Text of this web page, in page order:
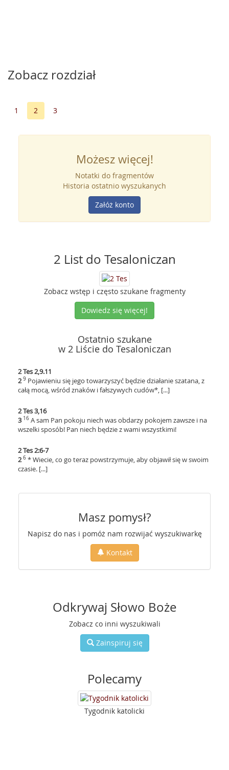
Zobacz rozdział
1 2 3
Możesz więcej!
Notatki do fragmentów
Historia ostatnio wyszukanych
Załóż konto
2 List do Tesaloniczan
Zobacz wstęp i często szukane fragmenty
Dowiedz się więcej!
Ostatnio szukane
w 2 Liście do Tesaloniczan
2 Tes 2,9.11
2 9 Pojawieniu się jego towarzyszyć będzie działanie szatana, z
całą mocą, wśród znaków i fałszywych cudów*, [...]
2 Tes 3,16
3 16 A sam Pan pokoju niech was obdarzy pokojem zawsze i na
wszelki sposób! Pan niech będzie z wami wszystkimi!
2 Tes 2:6-7
2 6 * Wiecie, co go teraz powstrzymuje, aby objawił się w swoim
czasie. [...]
Masz pomysł?
Napisz do nas i pomóż nam rozwijać wyszukiwarkę
Kontakt
Odkrywaj Słowo Boże
Zobacz co inni wyszukiwali
Zainspiruj się
Polecamy
Tygodnik katolicki